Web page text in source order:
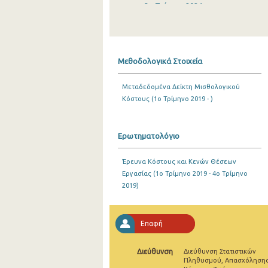
3o Τρίμηνο 2024
3o Τρίμηνο 2023
1o Τρίμηνο 2023
3o Τρίμηνο 2022
1o Τρίμηνο 2022
3o Τρίμηνο 2021
Μεθοδολογικά Στοιχεία
Μεταδεδομένα Δείκτη Μισθολογικού
Κόστους (1o Τρίμηνο 2019 - )
Ερωτηματολόγιο
Έρευνα Κόστους και Κενών Θέσεων
Εργασίας (1o Τρίμηνο 2019 - 4o Τρίμηνο
2019)
Επαφή
Διεύθυνση
Διεύθυνση Στατιστικών
Πληθυσμού, Απασχόλησης